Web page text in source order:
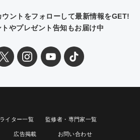
ントをフォローして最新情報をGET!
やプレゼント告知もお届け中
ライター一覧 監修者・専門家一覧
広告掲載 お問い合わせ